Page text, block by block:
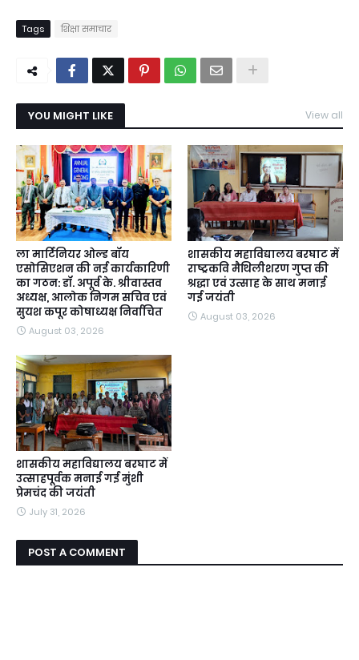
Tags शिक्षा समाचार
YOU MIGHT LIKE View all
ला मार्टिनियर ओल्ड बॉय
एसोसिएशन की नई कार्यकारिणी
का गठन: डॉ. अपूर्व के. श्रीवास्तव
अध्यक्ष, आलोक निगम सचिव एवं
सुयश कपूर कोषाध्यक्ष निर्वाचित
August 03, 2026
शासकीय महाविद्यालय बरघाट में
राष्ट्रकवि मैथिलीशरण गुप्त की
श्रद्धा एवं उत्साह के साथ मनाई
गई जयंती
August 03, 2026
शासकीय महाविद्यालय बरघाट में
उत्साहपूर्वक मनाई गई मुंशी
प्रेमचंद की जयंती
July 31, 2026
POST A COMMENT